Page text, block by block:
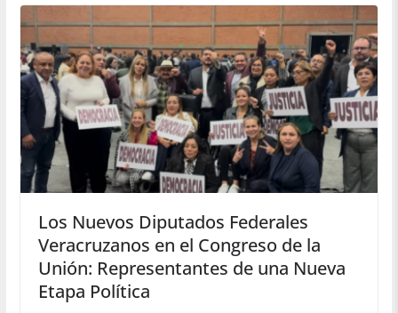
Los Nuevos Diputados Federales
Veracruzanos en el Congreso de la
Unión: Representantes de una Nueva
Etapa Política